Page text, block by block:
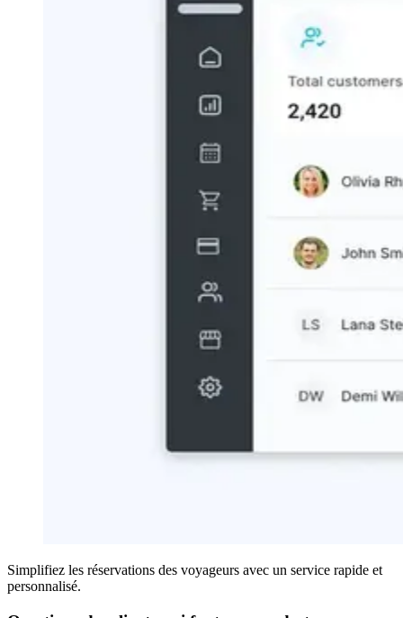
Simplifiez les réservations des voyageurs avec un service rapide et
personnalisé.